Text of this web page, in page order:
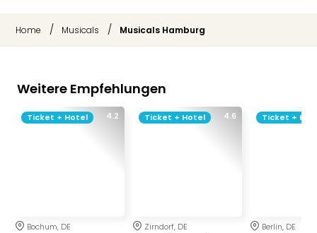
Home / Musicals / Musicals Hamburg
Weitere Empfehlungen
4.2
Ticket + Hotel
Bochum, DE
4.6
Ticket + Hotel
Zirndorf, DE
Ticket +
Berlin, DE